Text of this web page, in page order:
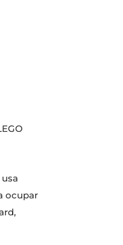
ocupar